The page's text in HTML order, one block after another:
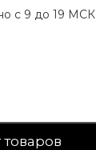
с 9 до 19 МСК
товаров